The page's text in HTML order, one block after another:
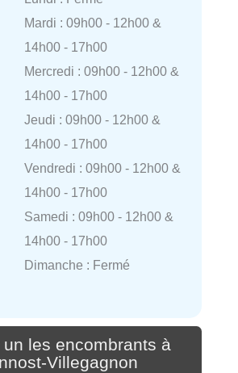
Mardi : 09h00 - 12h00 &
14h00 - 17h00
Mercredi : 09h00 - 12h00 &
14h00 - 17h00
Jeudi : 09h00 - 12h00 &
14h00 - 17h00
Vendredi : 09h00 - 12h00 &
14h00 - 17h00
Samedi : 09h00 - 12h00 &
14h00 - 17h00
Dimanche : Fermé
les encombrants à
Villegagnon